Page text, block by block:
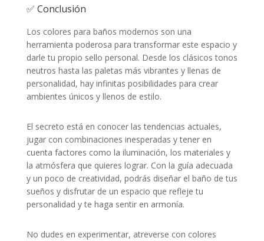
✅ Conclusión
Los colores para baños modernos son una
herramienta poderosa para transformar este espacio y
darle tu propio sello personal. Desde los clásicos tonos
neutros hasta las paletas más vibrantes y llenas de
personalidad, hay infinitas posibilidades para crear
ambientes únicos y llenos de estilo.
El secreto está en conocer las tendencias actuales,
jugar con combinaciones inesperadas y tener en
cuenta factores como la iluminación, los materiales y
la atmósfera que quieres lograr. Con la guía adecuada
y un poco de creatividad, podrás diseñar el baño de tus
sueños y disfrutar de un espacio que refleje tu
personalidad y te haga sentir en armonía.
No dudes en experimentar, atreverse con colores